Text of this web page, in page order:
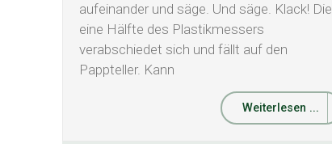
aufeinander und säge. Und säge. Klack! Die
eine Hälfte des Plastikmessers
verabschiedet sich und fällt auf den
Pappteller. Kann
Weiterlesen ...